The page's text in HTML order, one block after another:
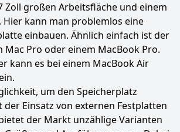
Zoll großen Arbeitsfläche und einem
Hier kann man problemlos eine
einbauen. Ähnlich einfach ist der
Mac Pro oder einem MacBook Pro.
kann es bei einem MacBook Air
um den Speicherplatz
Einsatz von externen Festplatten
der Markt unzählige Varianten